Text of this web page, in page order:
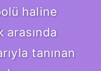
haline
tanınan